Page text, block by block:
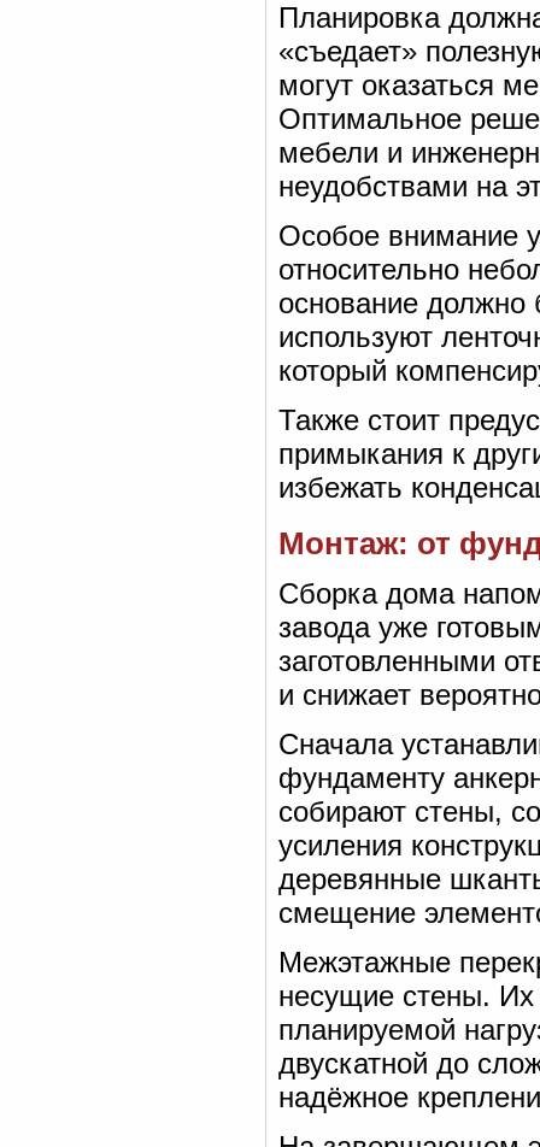
Планировка
«съедает»
могут оказаться
Оптимальное
мебели и
неудобствами на
Особое внимание
относительно
основание
используют
который
Также стоит
примыкания к
избежать
Монтаж: от
Сборка дома
завода уже
заготовленными
и снижает
Сначала
фундаменту
собирают стены,
усиления
деревянные
смещение
Межэтажные
несущие стены. Их
планируемой
двускатной до
надёжное